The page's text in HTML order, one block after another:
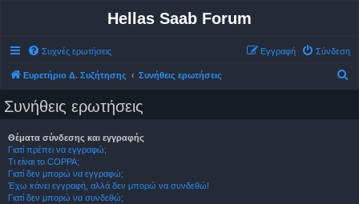
Hellas Saab Forum
Συχνές ερωτήσεις Σύνδεση
Εγγραφή
Ευρετήριο Δ. Συζήτησης Συνήθεις ερωτήσεις
Συνήθεις ερωτήσεις
Θέματα σύνδεσης και εγγραφής
Γιατί πρέπει να εγγραφώ;
Τι είναι το COPPA;
Γιατί δεν μπορώ να εγγραφώ;
Έχω κάνει εγγραφή, αλλά δεν μπορώ να συνδεθώ!
Γιατί δεν μπορώ να συνδεθώ;